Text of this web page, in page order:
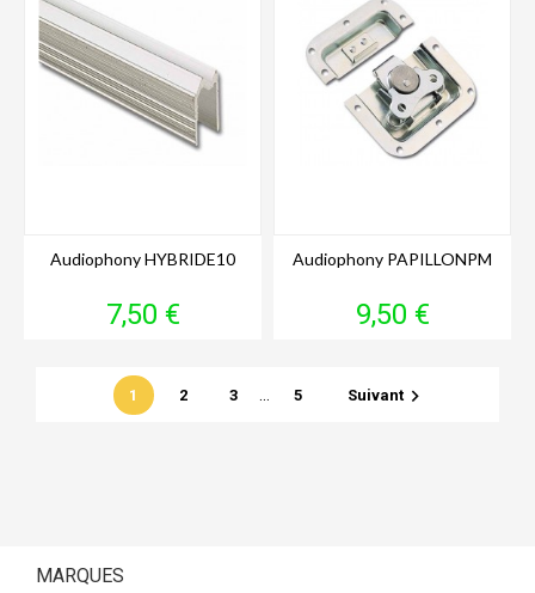
Audiophony HYBRIDE10
Prix
7,50 €
Audiophony PAPILLONPM
Prix
9,50 €
1 2 3 5 Suivant 
MARQUES